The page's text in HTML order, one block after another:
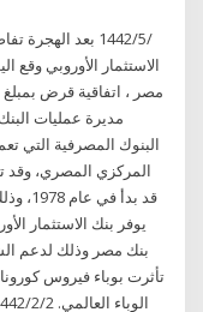
الاستثمار الأوروبي
مديرة عمليات
البنوك المصرفية التي
بنك مصر وذلك لدعم
تأثرت بوباء فيروس كورونا